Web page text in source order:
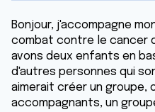
Bonjour, j'accompagne
combat contre le cancer
avons deux enfants en
d'autres personnes qui
aimerait créer un groupe,
accompagnants, un